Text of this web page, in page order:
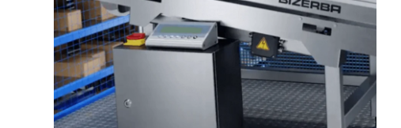
Srbsko Slovensko
Švajčiarsko Turecko
Spojene kralovstvo